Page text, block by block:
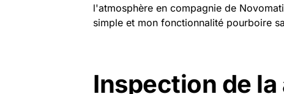
l'atmosphère en compagnie de
simple et mon fonctionnalité pourboire
Inspection de